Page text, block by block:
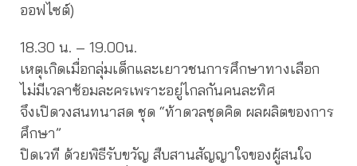
ออฟไซต์)
18.30 น. – 19.00น.
เหตุเกิดเมื่อกลุ่มเด็กและเยาวชนการศึกษาทางเลือก
ไม่มีเวลาซ้อมละครเพราะอยู่ไกลกันคนละทิศ
จึงเปิดวงสนทนาสด ชุด “ท้าดวลชุดคิด ผลผลิตของการ
ศึกษา”
ปิดเวที ด้วยพิธีรับขวัญ สืบสานสัญญาใจของผู้สนใจ